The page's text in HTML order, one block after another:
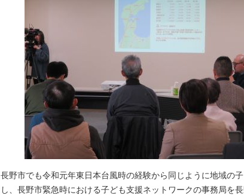
長野市でも令和元年東日本台風時の経験から同じように地域の
し、長野市緊急時における子ども支援ネットワークの事務局を